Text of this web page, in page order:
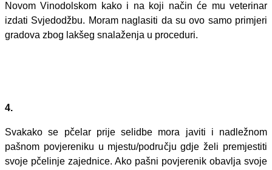
Novom Vinodolskom kako i na koji način će mu veterinar
izdati Svjedodžbu. Moram naglasiti da su ovo samo primjeri
gradova zbog lakšeg snalaženja u proceduri.
4.
Svakako se pčelar prije selidbe mora javiti i nadležnom
pašnom povjereniku u mjestu/području gdje želi premjestiti
svoje pčelinje zajednice. Ako pašni povjerenik obavlja svoje